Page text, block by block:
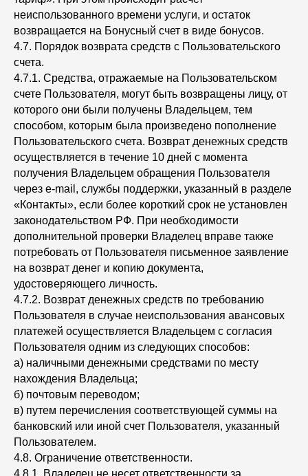
неиспользованного времени услуги, и остаток
возвращается на Бонусный счет в виде бонусов.
4.7. Порядок возврата средств с Пользовательского
счета.
4.7.1. Средства, отражаемые на Пользовательском
счете Пользователя, могут быть возвращены лицу, от
которого они были получены Владельцем, тем
способом, которым была произведено пополнение
Пользовательского счета. Возврат денежных средств
осуществляется в течение 10 дней с момента
получения Владельцем обращения Пользователя
через e-mail, службы поддержки, указанный в разделе
«Контакты», если более короткий срок не установлен
законодательством РФ. При необходимости
дополнительной проверки Владелец вправе также
потребовать от Пользователя письменное заявление
на возврат денег и копию документа,
удостоверяющего личность.
4.7.2. Возврат денежных средств по требованию
Пользователя в случае неиспользования авансовых
платежей осуществляется Владельцем с согласия
Пользователя одним из следующих способов:
а) наличными денежными средствами по месту
нахождения Владельца;
б) почтовым переводом;
в) путем перечисления соответствующей суммы на
банковский или иной счет Пользователя, указанный
Пользователем.
4.8. Ограничение ответственности.